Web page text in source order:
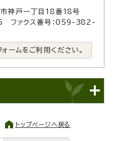
神戸一丁目18番18号
ファクス番号：059-382-
ームをご利用ください。
トップページへ戻る